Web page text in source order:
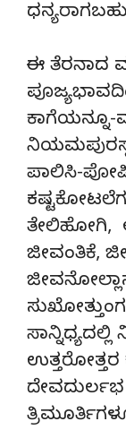
ಈ ತೆರನಾದ
ಪಾಲಿಸಿ-
ತೇಲಿಹೋಗಿ,
ಜೀವಂತಿಕೆ,
ಉತ್ತರೋತ್ತರ
ದೇವದುರ್ಲಭ